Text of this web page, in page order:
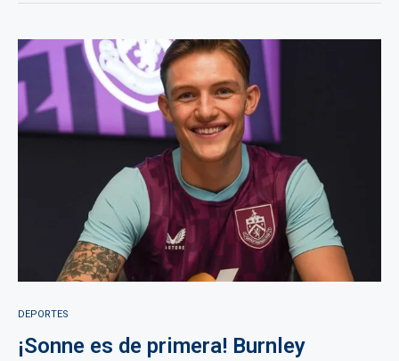
DEPORTES
¡Sonne es de primera! Burnley